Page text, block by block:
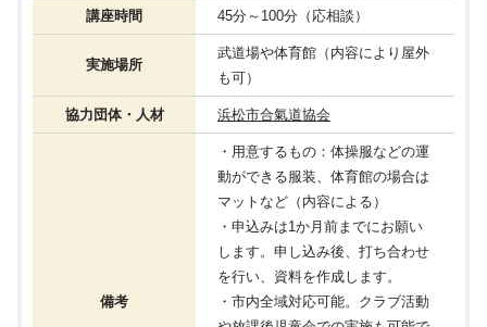
講座時間 45分～100分（応相談）
実施場所
武道場や体育館（内容により屋外
も可）
協力団体・人材 浜松市合氣道協会
備考
・用意するもの：体操服などの運
動ができる服装、体育館の場合は
マットなど（内容による）
・申込みは1か月前までにお願い
します。申し込み後、打ち合わせ
を行い、資料を作成します。
・市内全域対応可能。クラブ活動